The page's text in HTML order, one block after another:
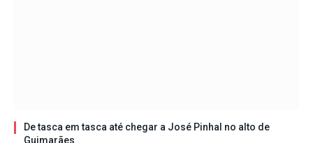
De tasca em tasca até chegar a José Pinhal no alto de
Guimarães